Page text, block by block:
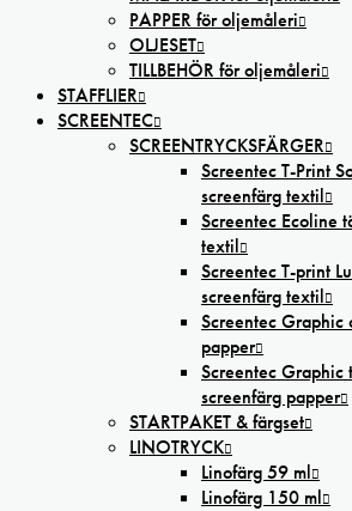
PAPPER för oljemåleri
OLJESET
TILLBEHÖR för oljemåleri
STAFFLIER
SCREENTEC
SCREENTRYCKSFÄRGER
Screentec T-Print
screenfärg textil
Screentec Ecoline
textil
Screentec T-print
screenfärg textil
Screentec Graphic
papper
Screentec Graphic
screenfärg papper
STARTPAKET & färgset
LINOTRYCK
Linofärg 59 ml
Linofärg 150 ml